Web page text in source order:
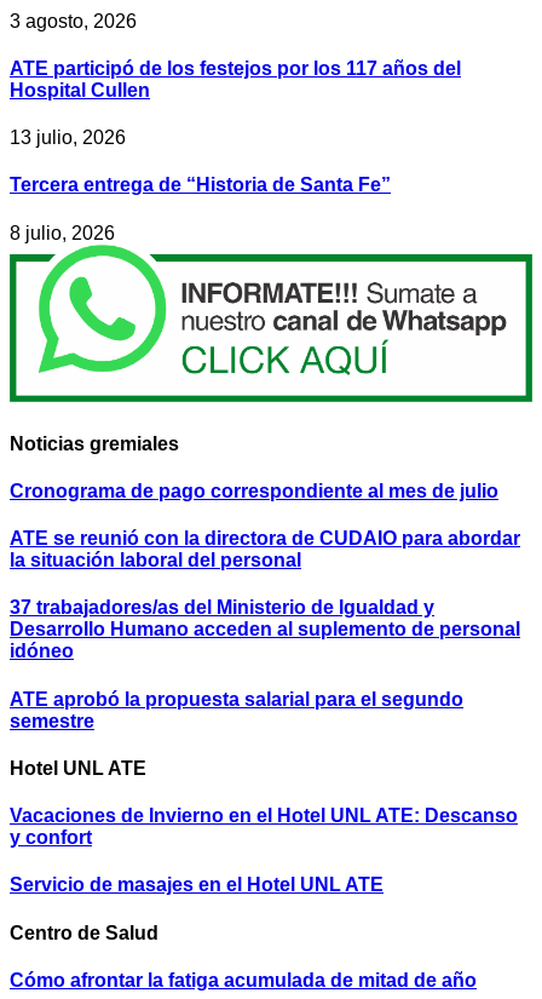
3 agosto, 2026
ATE participó de los festejos por los 117 años del
Hospital Cullen
13 julio, 2026
Tercera entrega de “Historia de Santa Fe”
8 julio, 2026
Noticias gremiales
Cronograma de pago correspondiente al mes de julio
ATE se reunió con la directora de CUDAIO para abordar
la situación laboral del personal
37 trabajadores/as del Ministerio de Igualdad y
Desarrollo Humano acceden al suplemento de personal
idóneo
ATE aprobó la propuesta salarial para el segundo
semestre
Hotel UNL ATE
Vacaciones de Invierno en el Hotel UNL ATE: Descanso
y confort
Servicio de masajes en el Hotel UNL ATE
Centro de Salud
Cómo afrontar la fatiga acumulada de mitad de año